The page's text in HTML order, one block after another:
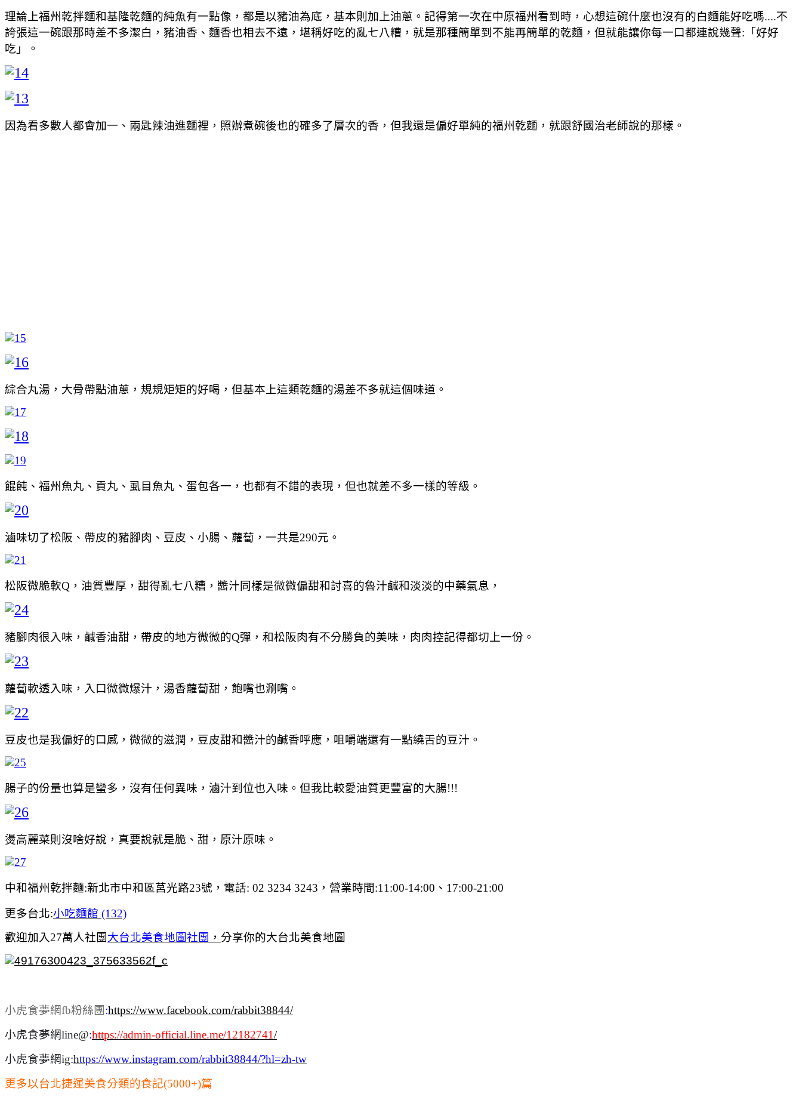
理論上福州乾拌麵和基隆乾麵的純魚有一點像，都是以豬油為底，基本則加上油蔥。記得第一次在中原福州看到時，心想這碗什麼也沒有的白麵能好吃嗎....不
誇張這一碗跟那時差不多潔白，豬油香、麵香也相去不遠，堪稱好吃的亂七八糟，就是那種簡單到不能再簡單的乾麵，但就能讓你每一口都連說幾聲:「好好
吃」。
因為看多數人都會加一、兩匙辣油進麵裡，照辦煮碗後也的確多了層次的香，但我還是偏好單純的福州乾麵，就跟舒國治老師說的那樣。
綜合丸湯，大骨帶點油蔥，規規矩矩的好喝，但基本上這類乾麵的湯差不多就這個味道。
餛飩、福州魚丸、貢丸、虱目魚丸、蛋包各一，也都有不錯的表現，但也就差不多一樣的等級。
滷味切了松阪、帶皮的豬腳肉、豆皮、小腸、蘿蔔，一共是290元。
松阪微脆軟Q，油質豐厚，甜得亂七八糟，醬汁同樣是微微偏甜和討喜的魯汁鹹和淡淡的中藥氣息，
豬腳肉很入味，鹹香油甜，帶皮的地方微微的Q彈，和松阪肉有不分勝負的美味，肉肉控記得都切上一份。
蘿蔔軟透入味，入口微微爆汁，湯香蘿蔔甜，飽嘴也涮嘴。
豆皮也是我偏好的口感，微微的滋潤，豆皮甜和醬汁的鹹香呼應，咀嚼端還有一點繞舌的豆汁。
腸子的份量也算是蠻多，沒有任何異味，滷汁到位也入味。但我比較愛油質更豐富的大腸!!!
燙高麗菜則沒啥好說，真要說就是脆、甜，原汁原味。
中和福州乾拌麵:新北市中和區莒光路23號，電話: 02 3234 3243，營業時間:11:00-14:00、17:00-21:00
更多台北:小吃麵館 (132)
歡迎加入27萬人社團大台北美食地圖社團 ， 分享你的大台北美食地圖
小虎食夢網fb粉絲團:https://www.facebook.com/rabbit38844/
小虎食夢網line@:https://admin-official.line.me/12182741/
小虎食夢網ig:https://www.instagram.com/rabbit38844/?hl=zh-tw
更多以台北捷運美食分類的食記(5000+)篇